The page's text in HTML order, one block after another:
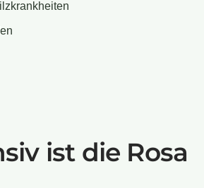
ist die Rosa